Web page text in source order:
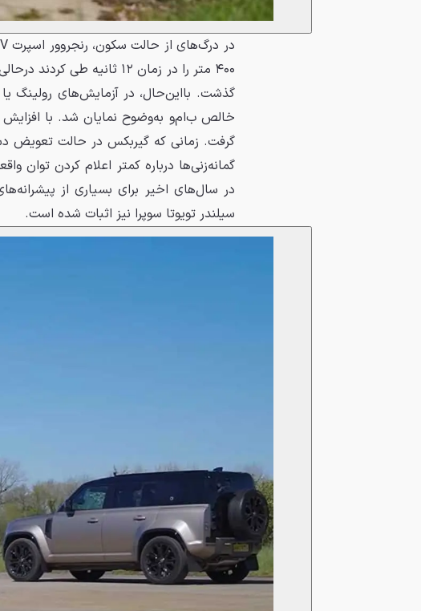
گذشت. بااین‌حال، در آزمایش‌های رولینگ
گرفت. زمانی که گیربکس در حالت تعویض
گمانه‌زنی‌ها درباره کمتر اعلام کردن توان
در سال‌های اخیر برای بسیاری از
سیلندر تویوتا سوپرا نیز اثبات شده است.